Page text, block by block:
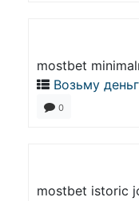
mostbet
Возьму
0
mostbet istoric